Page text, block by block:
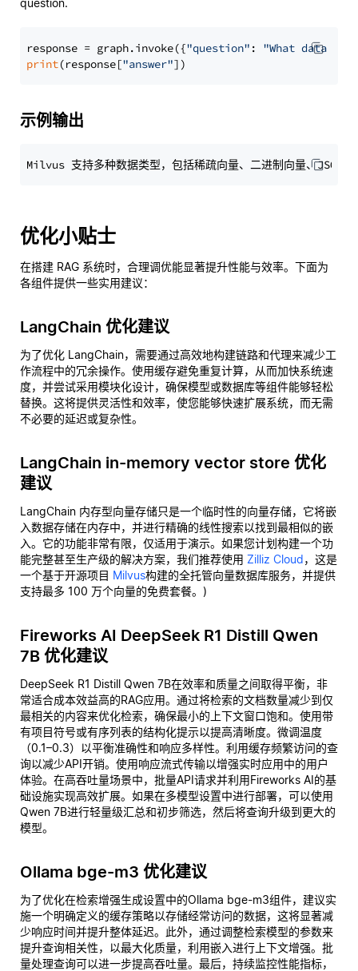
question.
response = graph.invoke({"question" : "What data
print(response["answer"
示例输出
优化小贴士
在搭建 RAG 系统时，合理调优能显著提升性能与效率。下面为
各组件提供一些实用建议：
LangChain 优化建议
为了优化 LangChain，需要通过高效地构建链路和代理来减少工
作流程中的冗余操作。使用缓存避免重复计算，从而加快系统速
度，并尝试采用模块化设计，确保模型或数据库等组件能够轻松
替换。这将提供灵活性和效率，使您能够快速扩展系统，而无需
不必要的延迟或复杂性。
LangChain in-memory vector store 优化
建议
LangChain 内存型向量存储只是一个临时性的向量存储，它将嵌
入数据存储在内存中，并进行精确的线性搜索以找到最相似的嵌
入。它的功能非常有限，仅适用于演示。如果您计划构建一个功
能完整甚至生产级的解决方案，我们推荐使用 Zilliz Cloud，这是
一个基于开源项目 Milvus构建的全托管向量数据库服务，并提供
支持最多 100 万个向量的免费套餐。)
Fireworks AI DeepSeek R1 Distill Qwen
7B 优化建议
DeepSeek R1 Distill Qwen 7B在效率和质量之间取得平衡，非
常适合成本效益高的RAG应用。通过将检索的文档数量减少到仅
最相关的内容来优化检索，确保最小的上下文窗口饱和。使用带
有项目符号或有序列表的结构化提示以提高清晰度。微调温度
（0.1–0.3）以平衡准确性和响应多样性。利用缓存频繁访问的查
询以减少API开销。使用响应流式传输以增强实时应用中的用户
体验。在高吞吐量场景中，批量API请求并利用Fireworks AI的基
础设施实现高效扩展。如果在多模型设置中进行部署，可以使用
Qwen 7B进行轻量级汇总和初步筛选，然后将查询升级到更大的
模型。
Ollama bge-m3 优化建议
为了优化在检索增强生成设置中的Ollama bge-m3组件，建议实
施一个明确定义的缓存策略以存储经常访问的数据，这将显著减
少响应时间并提升整体延迟。此外，通过调整检索模型的参数来
提升查询相关性，以最大化质量，利用嵌入进行上下文增强。批
量处理查询可以进一步提高吞吐量。最后，持续监控性能指标，